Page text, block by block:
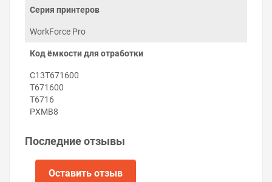
на Epson WorkForce Pro WF-
C529RDW
Заменить абсорбер можно самостоятельно:
Откройте крышку сервисного отсека сзади
Возьмите ёмкость отработки за край и потяните
на себя, достав её из принтера.
Серия принтеров
WorkForce Pro
Код ёмкости для отработки
C13T671600
T671600
T6716
PXMB8
Последние отзывы
Оставить отзыв